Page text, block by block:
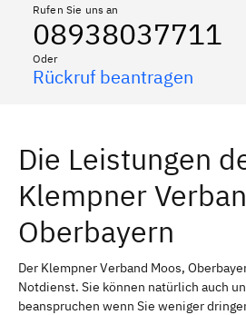
Rufen Sie uns an
08938037711
Oder
Rückruf beantragen
Die Leistungen
Klempner
Oberbayern
Der Klempner Verband Moos,
Notdienst. Sie können natürlich auch
beanspruchen wenn Sie weniger